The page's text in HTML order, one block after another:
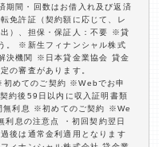
期間・回数はお借入れ及び返済
免許証（契約額に応じて、レ
）、担保・保証人：不要 ※貸
。 ※新生フィナンシャル株式
決機関 ※日本貸金業協会 貸金
の審査があります。
めてのご契約 ※Webでお申
約後59日以内に収入証明書類
無利息 ※初めてのご契約 ※We
息の注意点 ・初回契約翌日
後は通常金利適用となります